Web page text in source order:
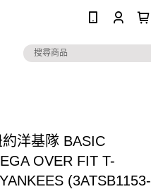
洋基隊 BASIC
OVER FIT T-
(3ATSB1153-